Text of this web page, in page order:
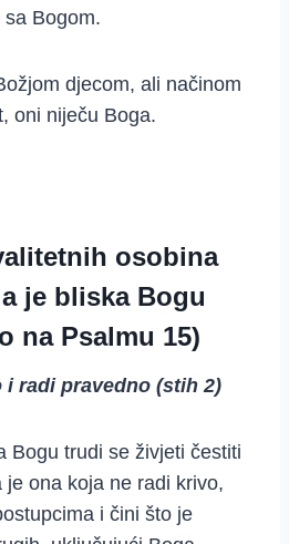
Bogom.
djecom, ali načinom
oni niječu Boga.
osobina
je bliska Bogu
na Psalmu 15)
i radi pravedno (stih 2)
Bogu trudi se živjeti čestiti
ona koja ne radi krivo,
i čini što je